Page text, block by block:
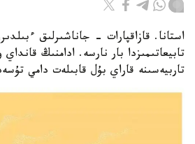
استانا. قازاقپارات - جاناشىرلىق
تابيعاتىمىزدا بار نارسە. ادامنىڭ
تاربيەسىنە قاراي بۇل قابىلەت دامي